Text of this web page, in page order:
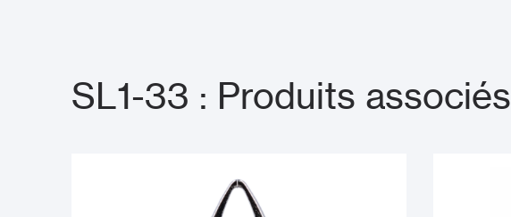
SL1-33 : Produits associés